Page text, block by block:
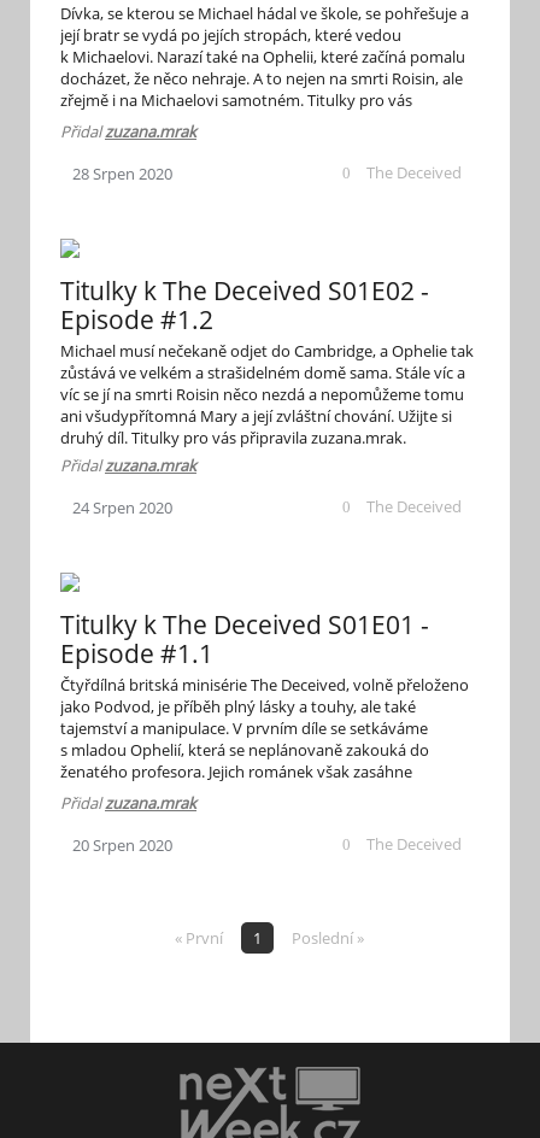
28 Srpen 2020
Dívka, se kterou se Michael hádal ve škole, se pohřešuje a
její bratr se vydá po jejích stropách, které vedou
k Michaelovi. Narazí také na Ophelii, které začíná pomalu
docházet, že něco nehraje. A to nejen na smrti Roisin, ale
zřejmě i na Michaelovi samotném. Titulky pro vás
připravila zuzana.mrak. Bavte se.
Přidalzuzana.mrak
0 The Deceived
24 Srpen 2020
Titulky k The Deceived S01E02 -
Episode #1.2
Michael musí nečekaně odjet do Cambridge, a Ophelie tak
zůstává ve velkém a strašidelném domě sama. Stále víc a
víc se jí na smrti Roisin něco nezdá a nepomůžeme tomu
ani všudypřítomná Mary a její zvláštní chování. Užijte si
druhý díl. Titulky pro vás připravila zuzana.mrak.
Přidalzuzana.mrak
0 The Deceived
20 Srpen 2020
Titulky k The Deceived S01E01 -
Episode #1.1
Čtyřdílná britská minisérie The Deceived, volně přeloženo
jako Podvod, je příběh plný lásky a touhy, ale také
tajemství a manipulace. V prvním díle se setkáváme
s mladou Ophelií, která se neplánovaně zakouká do
ženatého profesora. Jejich románek však zasáhne
nečeká smrt. V hlavní roli uvidíte Emily Reid (známá ze
seriálu Belgravia) jako Ophelii, Emmetta J Scanlana (Peaky
Blinders) jako profesora Michaela a Paula Mescala (Normal
People) jako Seana. Titulky pro vás připravila zuzana.mrak.
Přidalzuzana.mrak
0 The Deceived
« První 1 Poslední »